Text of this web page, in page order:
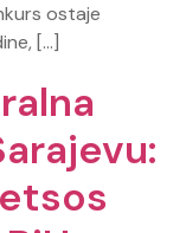
ostaje
[…]